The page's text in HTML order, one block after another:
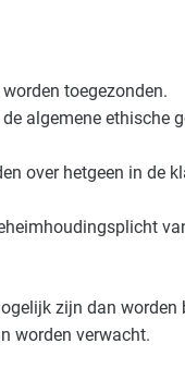
toegezonden.
algemene ethische
over hetgeen in de
zijn dan worden
worden verwacht.